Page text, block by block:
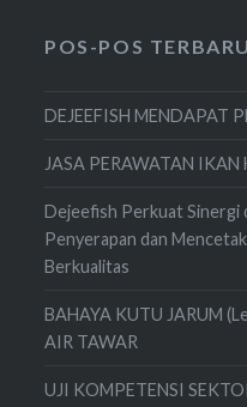
POS-POS TERBARU
DEJEEFISH MENDAPAT
JASA PERAWATAN IKAN
Dejeefish Perkuat Sinergi
Penyerapan dan
Berkualitas
BAHAYA KUTU JARUM
AIR TAWAR
UJI KOMPETENSI